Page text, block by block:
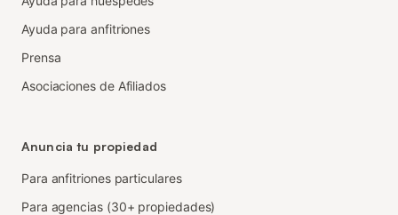
Ayuda para anfitriones
Prensa
Asociaciones de Afiliados
Anuncia tu propiedad
Para anfitriones particulares
Para agencias (30+ propiedades)